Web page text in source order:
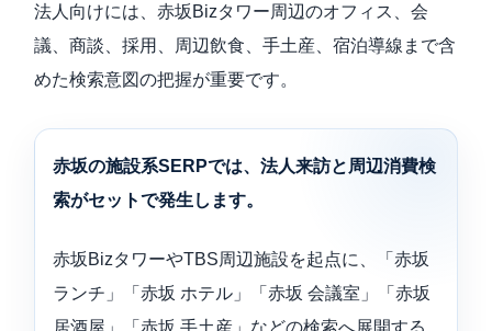
法人向けには、赤坂Bizタワー周辺のオフィス、会
議、商談、採用、周辺飲食、手土産、宿泊導線まで含
めた検索意図の把握が重要です。
赤坂の施設系SERPでは、法人来訪と周辺消費検
索がセットで発生します。
赤坂BizタワーやTBS周辺施設を起点に、「赤坂
ランチ」「赤坂 ホテル」「赤坂 会議室」「赤坂